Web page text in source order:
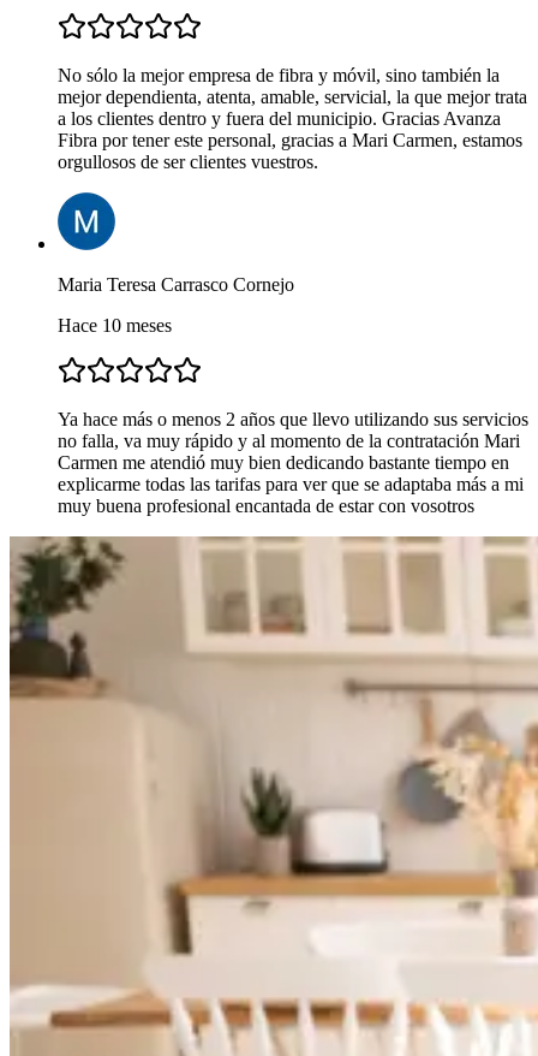
No sólo la mejor empresa de fibra y móvil, sino también la
mejor dependienta, atenta, amable, servicial, la que mejor trata
a los clientes dentro y fuera del municipio. Gracias Avanza
Fibra por tener este personal, gracias a Mari Carmen, estamos
orgullosos de ser clientes vuestros.
Maria Teresa Carrasco Cornejo
Hace 10 meses
Ya hace más o menos 2 años que llevo utilizando sus servicios
no falla, va muy rápido y al momento de la contratación Mari
Carmen me atendió muy bien dedicando bastante tiempo en
explicarme todas las tarifas para ver que se adaptaba más a mi
muy buena profesional encantada de estar con vosotros